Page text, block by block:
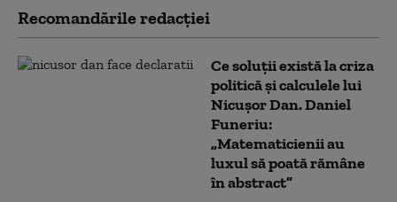
Recomandările redacţiei
Ce soluții există la criza
politică și calculele lui
Nicușor Dan. Daniel
Funeriu:
„Matematicienii au
luxul să poată rămâne
în abstract”